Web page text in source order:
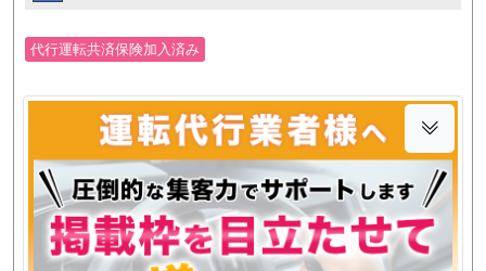
代行運転共済保険加入済み